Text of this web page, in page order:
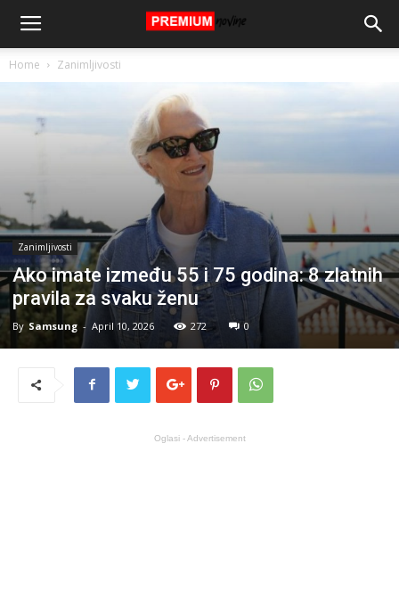
Home Zanimljivosti
Zanimljivosti
Ako imate između 55 i 75 godina: 8 zlatnih
pravila za svaku ženu
By Samsung - April 10, 2026 272 0
Oglasi - Advertisement